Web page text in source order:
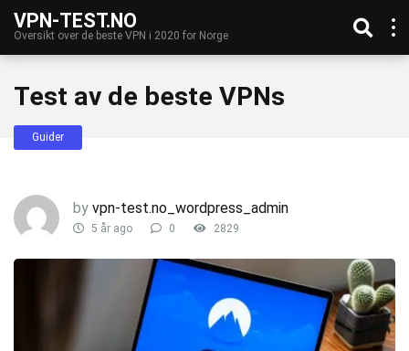
VPN-TEST.NO
Oversikt over de beste VPN i 2020 for Norge
Test av de beste VPNs
Guider
by vpn-test.no_wordpress_admin
5 år ago 0 2829